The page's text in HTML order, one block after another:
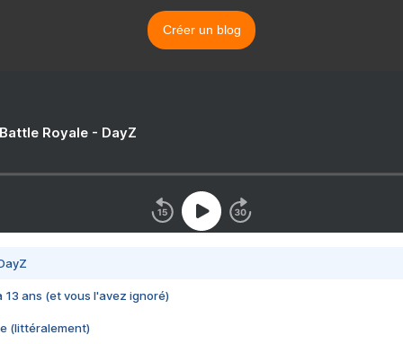
Créer un blog
Royale - DayZ
13 ans (et vous l'avez ignoré)
(littéralement)